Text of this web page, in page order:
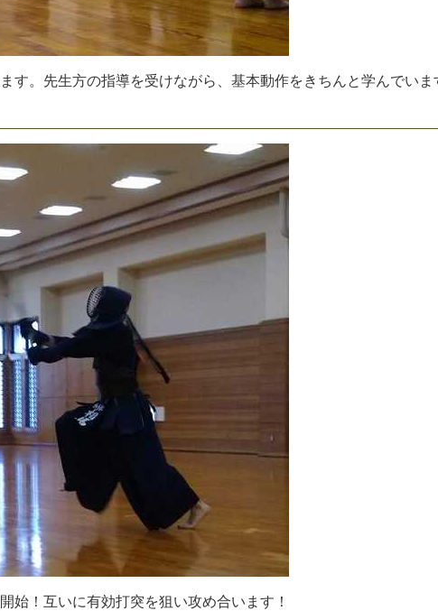
ま す。 先生方の指導を受けながら 基本動作をき ち んと学んでい ま
開始 ！ 互いに有効打突を狙い攻め合い ま す ！